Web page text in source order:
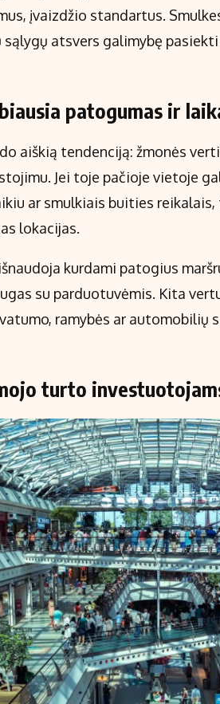
įvaizdžio standartus.
sąlygų atsvers galimybę
patogumas ir
aiškią tendenciją: žmonės
Jei toje pačioje vietoje
ar smulkiais buities
lokacijas.
kurdami patogius
su parduotuvėmis. Kita
ramybės ar automobilių
turto